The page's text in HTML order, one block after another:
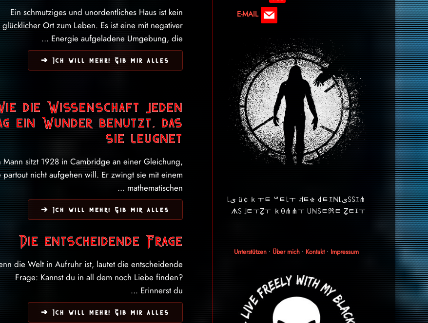
Ein schmutziges und unordentliches Haus ist kein
glücklicher Ort zum Leben. Es ist eine mit negativer
Energie aufgeladene Umgebung, die ...
Ich will mehr! Gib mir alles ➔
die Wissenschaft jeden
ein Wunder benutzt, das
sie leugnet
Mann sitzt 1928 in Cambridge an einer Gleichung,
partout nicht aufgehen will. Er zwingt sie mit einem
mathematischen ...
Ich will mehr! Gib mir alles ➔
Die entscheidende Frage
die Welt in Aufruhr ist, lautet die entscheidende
Frage: Kannst du in all dem noch Liebe finden?
Erinnerst du ...
Ich will mehr! Gib mir alles ➔
E-MAIL
⋔ｴ꒚꒚ﻯ꒒ü￠ｋￓﾼ ꒳ﾼ꒒ￓ ꎧﾼቄ ꒯ﾼｴℕ ﻯ꒒
ᗑ꒚ ｣ﾼￓẔￓ ｋꑙ⋔⋔ￓ ꒤ℕ꒚ﾼℜﾼ Ẕﾼｴￓ
Unterstützen• Über mich• Kontakt• Impressum